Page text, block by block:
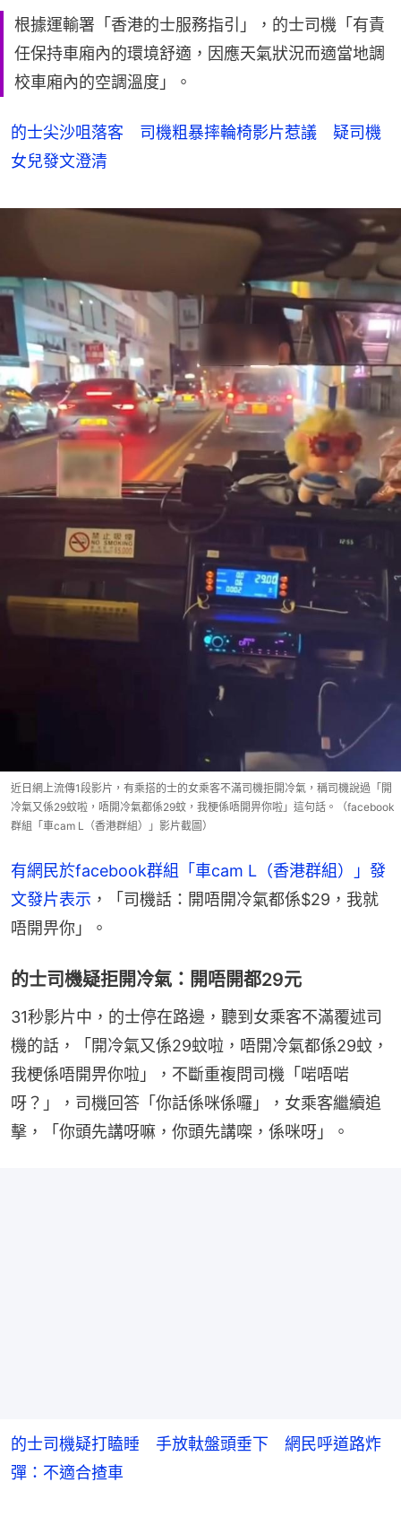
根據運輸署「香港的士服務指引」，的士司機「有責
任保持車廂內的環境舒適，因應天氣狀況而適當地調
校車廂內的空調溫度」。
的士尖沙咀落客 司機粗暴摔輪椅影片惹議 疑司機
女兒發文澄清
近日網上流傳1段影片，有乘搭的士的女乘客不滿司機拒開冷氣，稱司機說過「開
冷氣又係29蚊啦，唔開冷氣都係29蚊，我梗係唔開畀你啦」這句話。（facebook
群組「車cam L（香港群組）」影片截圖）
有網民於facebook群組「車cam L（香港群組）」發
文發片表示 ，「司機話：開唔開冷氣都係$29，我就
唔開畀你」。
的士司機疑拒開冷氣：開唔開都29元
31秒影片中，的士停在路邊，聽到女乘客不滿覆述司
機的話，「開冷氣又係29蚊啦，唔開冷氣都係29蚊，
我梗係唔開畀你啦」，不斷重複問司機「啱唔啱
呀？」，司機回答「你話係咪係囉」，女乘客繼續追
擊，「你頭先講呀嘛，你頭先講㗎，係咪呀」。
的士司機疑打瞌睡 手放軚盤頭垂下 網民呼道路炸
彈：不適合揸車